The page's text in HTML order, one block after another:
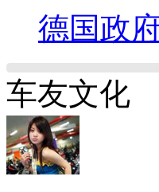
德国政
车友文化